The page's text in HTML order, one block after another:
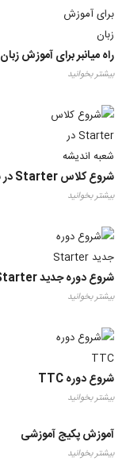
راه میانبر برای آموزش زبان
بیشتر بخوانید
شروع کلاس Starter در شعبه اندیشه
بیشتر بخوانید
شروع دوره جدید Starter
بیشتر بخوانید
شروع دوره TTC
بیشتر بخوانید
آموزش پکیج آموزشی
بیشتر بخوانید